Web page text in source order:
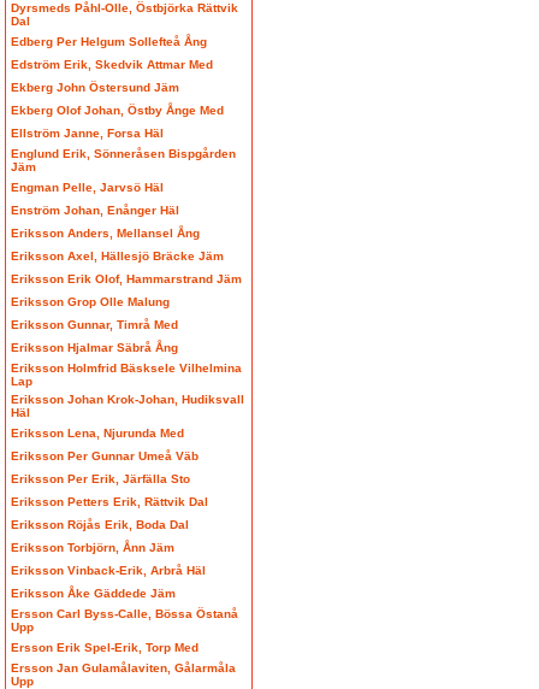
Dyrsmeds Påhl-Olle, Östbjörka Rättvik
Dal
Edberg Per Helgum Sollefteå Ång
Edström Erik, Skedvik Attmar Med
Ekberg John Östersund Jäm
Ekberg Olof Johan, Östby Ånge Med
Ellström Janne, Forsa Häl
Englund Erik, Sönneråsen Bispgården
Jäm
Engman Pelle, Jarvsö Häl
Enström Johan, Enånger Häl
Eriksson Anders, Mellansel Ång
Eriksson Axel, Hällesjö Bräcke Jäm
Eriksson Erik Olof, Hammarstrand Jäm
Eriksson Grop Olle Malung
Eriksson Gunnar, Timrå Med
Eriksson Hjalmar Säbrå Ång
Eriksson Holmfrid Bäsksele Vilhelmina
Lap
Eriksson Johan Krok-Johan, Hudiksvall
Häl
Eriksson Lena, Njurunda Med
Eriksson Per Gunnar Umeå Väb
Eriksson Per Erik, Järfälla Sto
Eriksson Petters Erik, Rättvik Dal
Eriksson Röjås Erik, Boda Dal
Eriksson Torbjörn, Ånn Jäm
Eriksson Vinback-Erik, Arbrå Häl
Eriksson Åke Gäddede Jäm
Ersson Carl Byss-Calle, Bössa Östanå
Upp
Ersson Erik Spel-Erik, Torp Med
Ersson Jan Gulamålaviten, Gålarmåla
Upp